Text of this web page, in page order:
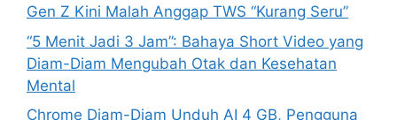
Gen Z Kini Malah Anggap TWS “Kurang Seru”
“5 Menit Jadi 3 Jam”: Bahaya Short Video yang
Diam-Diam Mengubah Otak dan Kesehatan
Mental
Chrome Diam-Diam Unduh AI 4 GB, Pengguna